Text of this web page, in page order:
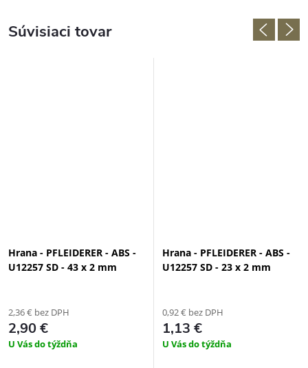
Súvisiaci tovar
Hrana - PFLEIDERER - ABS -
U12257 SD - 43 x 2 mm
2,36 € bez DPH
2,90 €
U Vás do týždňa
Hrana - PFLEIDERER - ABS -
U12257 SD - 23 x 2 mm
0,92 € bez DPH
1,13 €
U Vás do týždňa